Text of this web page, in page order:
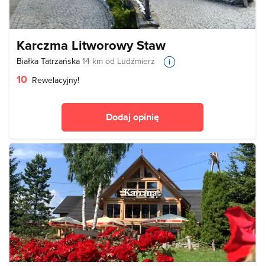
Karczma Litworowy Staw
Białka Tatrzańska 14 km od Ludźmierz
10 Rewelacyjny!
Dodaj opinię